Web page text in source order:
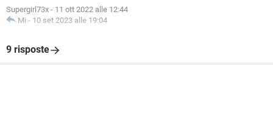
Supergirl73x - 11 ott 2022 alle 12:44
Mi - 10 set 2023 alle 19:04
9 risposte